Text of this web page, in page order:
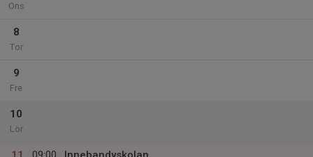
Ons
8
Tor
9
Fre
10
Lör